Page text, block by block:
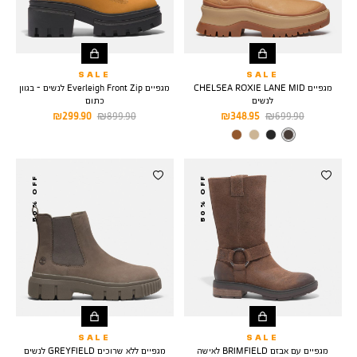
SALE
מגפיים CHELSEA ROXIE LANE MID
לנשים
מחיר
מוצר
348.95 ₪
מחיר
רגיל
699.90 ₪
צבע
MEDIUM
BROWN
SALE
מגפיים Everleigh Front Zip לנשים - בגוון
כתום
מחיר
299.90 ₪
מחיר
899.90 ₪
50% OFF
SALE
מגפיים עם אבזם BRIMFIELD לאישה
50% OFF
SALE
מגפיים ללא שרוכים GREYFIELD לנשים